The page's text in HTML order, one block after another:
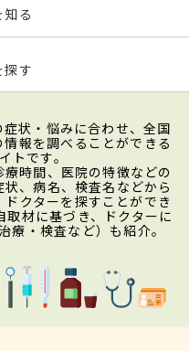
知る
探す
状・悩みに合わせ、全国
報を調べることができる
トです。
時間、医院の特徴などの
、病名、検査名などから
クターを探すことができ
取材に基づき、ドクターに
療・検査など）も紹介。